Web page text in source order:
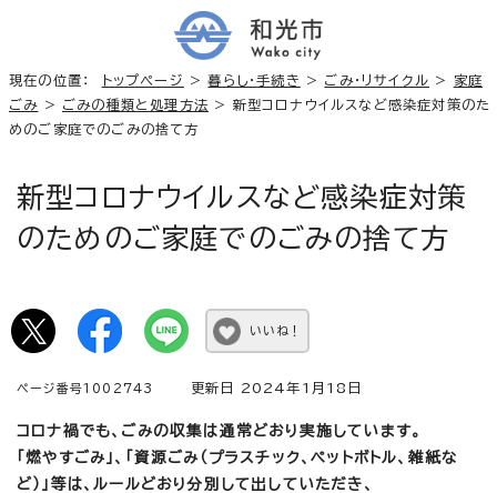
現在の位置： トップページ >暮らし・手続き > ごみ・リサイクル >
家庭
ごみ > ごみの種類と処理方法 > 新型コロナウイルスなど感染症対策のた
めのご家庭でのごみの捨て方
新型コロナウイルスなど感染症対策
のためのご家庭でのごみの捨て方
いいね！
ページ番号1002743 更新日 2024年1月18日
コロナ禍でも、ごみの収集は通常どおり実施しています。
「燃やすごみ」、「資源ごみ（プラスチック、ペットボトル、雑紙な
ど）」等は、ルールどおり分別して出していただき、